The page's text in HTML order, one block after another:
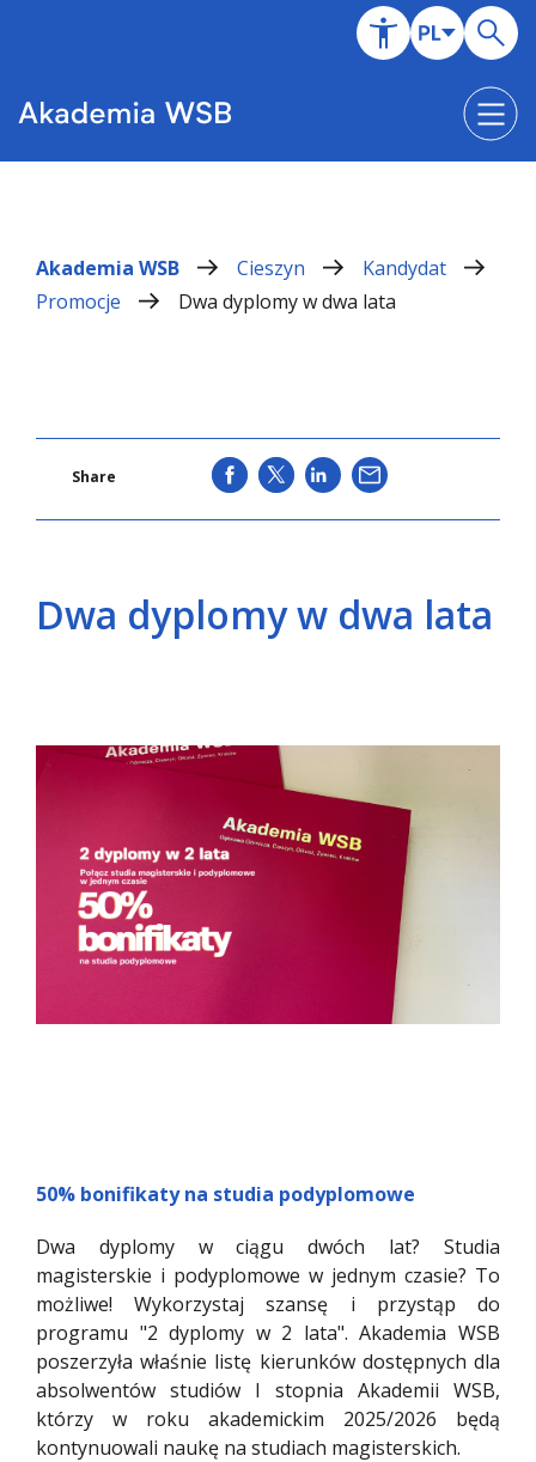
Akademia WSB Cieszyn
Kandydat
Promocje
Dwa dyplomy w dwa lata
Share SHARE SHARE SHARE
Dwa dyplomy w dwa lata
50% bonifikaty na studia podyplomowe
Dwa dyplomy w ciągu dwóch lat? Studia
magisterskie i podyplomowe w jednym czasie? To
możliwe! Wykorzystaj szansę i przystąp do
programu "2 dyplomy w 2 lata". Akademia WSB
poszerzyła właśnie listę kierunków dostępnych dla
absolwentów studiów I stopnia Akademii WSB,
którzy w roku akademickim 2025/2026 będą
kontynuowali naukę na studiach magisterskich.